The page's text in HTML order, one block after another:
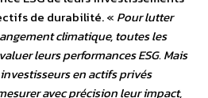
de durabilité.« Pour lutter
climatique, toutes les
leurs performances ESG. Mais
en actifs privés
avec précision leur impact,